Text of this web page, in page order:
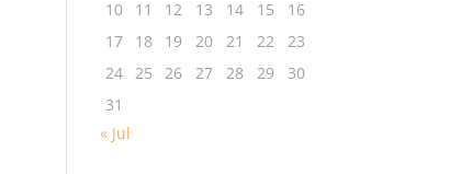
10
11 12 13 14 15
16
17
18 19 20 21 22
23
24 25 26 27 28 29
30
31
« Jul